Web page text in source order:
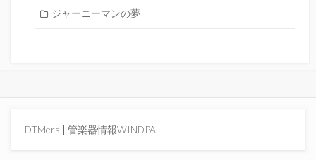
ジャーニーマンの夢
DTMers | 管楽器情報WINDPAL